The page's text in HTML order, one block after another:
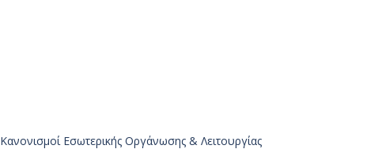
Κανονισμοί Εσωτερικής Οργάνωσης & Λειτουργίας